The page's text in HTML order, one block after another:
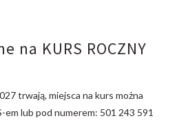
na KURS ROCZNY
trwają, miejsca na kurs można
em lub pod numerem: 501 243 591